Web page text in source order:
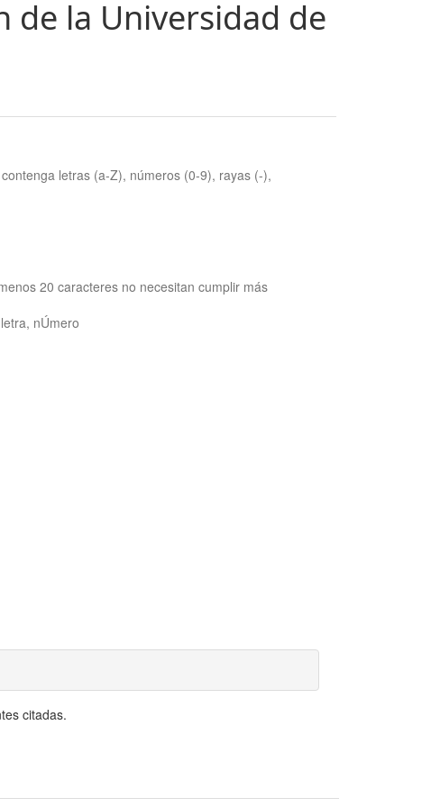
de la Universidad de
letras (a-Z), números (0-9), rayas (-),
20 caracteres no necesitan cumplir más
nÚmero
citadas.